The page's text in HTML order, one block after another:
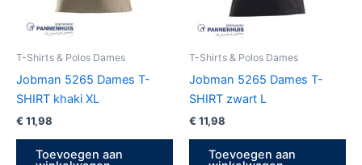
T-Shirts & Polos Dames
Jobman 5265 Dames T-
SHIRT khaki XL
€ 11,98
Toevoegen aan
T-Shirts & Polos Dames
Jobman 5265 Dames T-
SHIRT zwart L
€ 11,98
Toevoegen aan